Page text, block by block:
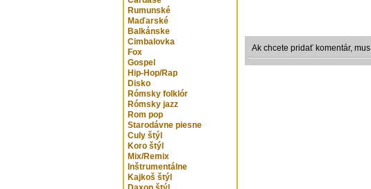
Rumunské
Maďarské
Balkánske
Cimbalovka
Fox
Gospel
Hip-Hop/Rap
Disko
Rómsky folklór
Rómsky jazz
Rom pop
Starodávne piesne
Culy štýl
Koro štýl
Mix/Remix
Inštrumentálne
Kajkoš štýl
Ak chcete pridať komentár,